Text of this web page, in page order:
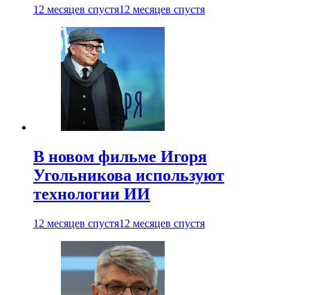
12 месяцев спустя12 месяцев спустя
В новом фильме Игоря
Угольникова используют
технологии ИИ
12 месяцев спустя12 месяцев спустя